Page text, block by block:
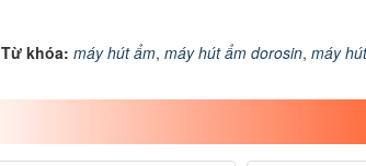
Từ khóa:máy hút ẩm,máy hút ẩm dorosin,máy